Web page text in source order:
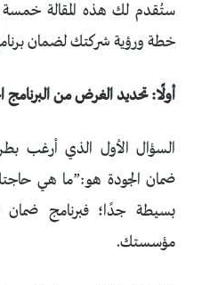
ستُقدم لك هذه المقالة
خطة ورؤية شركتك لضمان
أولًا: تحديد الغرض من
السؤال الأول الذي أرغب
ضمان الجودة هو:”ما هي
بسيطة جدًا؛ فبرنامج ضمان
مؤسستك.